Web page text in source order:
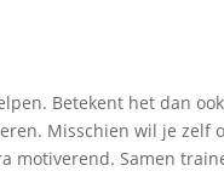
Betekent het dan
Misschien wil je zelf
motiverend. Samen